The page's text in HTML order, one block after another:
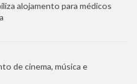
alojamento para médicos
de cinema, música e